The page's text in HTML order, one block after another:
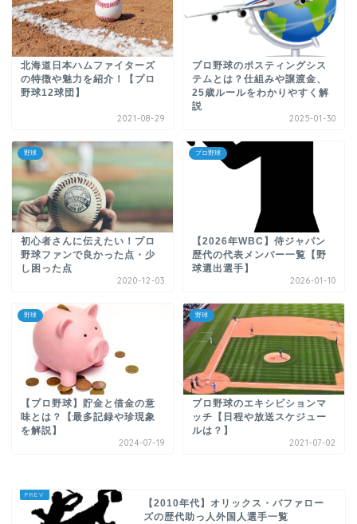
北海道日本ハムファイターズ
の特徴や魅力を紹介！【プロ
野球12球団】
2021-08-29
プロ野球のポスティングシス
テムとは？仕組みや譲渡金、
25歳ルールをわかりやすく解
説
2025-01-30
野球
初心者さんに伝えたい！プロ
野球ファンで良かった点・少
し困った点
2020-12-03
プロ野球
【2026年WBC】侍ジャパン
歴代の代表メンバー一覧【野
球選出選手】
2026-01-10
野球
【プロ野球】貯金と借金の意
味とは？【最多記録や珍現象
を解説】
2024-07-19
野球
プロ野球のエキシビションマ
ッチ【日程や放送スケジュー
ルは？】
2021-07-02
【2010年代】オリックス・バファロー
ズの歴代助っ人外国人選手一覧